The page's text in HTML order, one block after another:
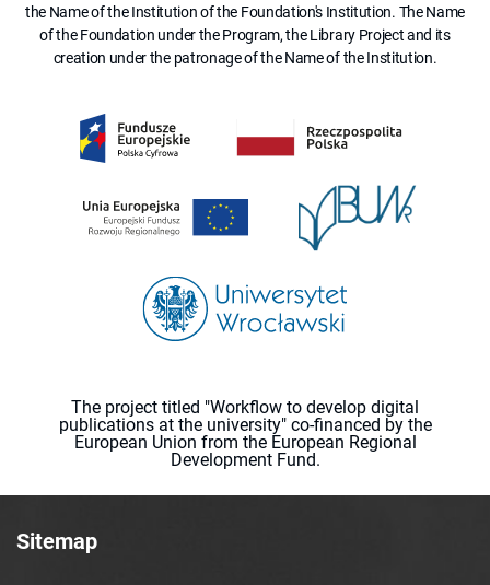
the Name of the Institution of the Foundation's Institution. The Name
of the Foundation under the Program, the Library Project and its
creation under the patronage of the Name of the Institution.
The project titled "Workflow to develop digital
publications at the university" co-financed by the
European Union from the European Regional
Development Fund.
Sitemap